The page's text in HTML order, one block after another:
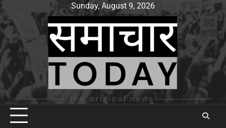
Skip
to
content
Sunday, August 9, 2026